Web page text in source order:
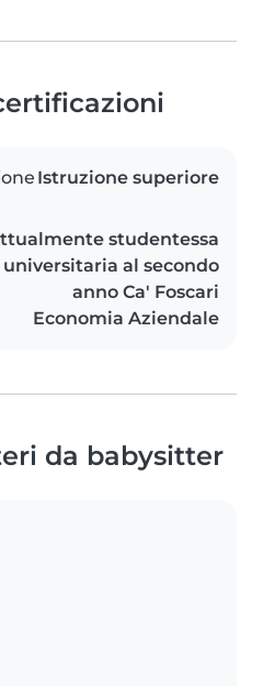
Istruzione superiore
studentessa
universitaria al secondo
anno Ca' Foscari
Economia Aziendale
da babysitter